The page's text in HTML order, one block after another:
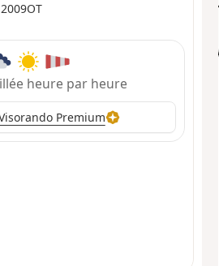
heure par heure
Premium